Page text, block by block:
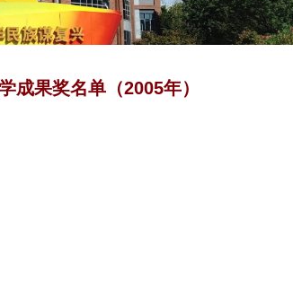
成果奖名单（2005年）